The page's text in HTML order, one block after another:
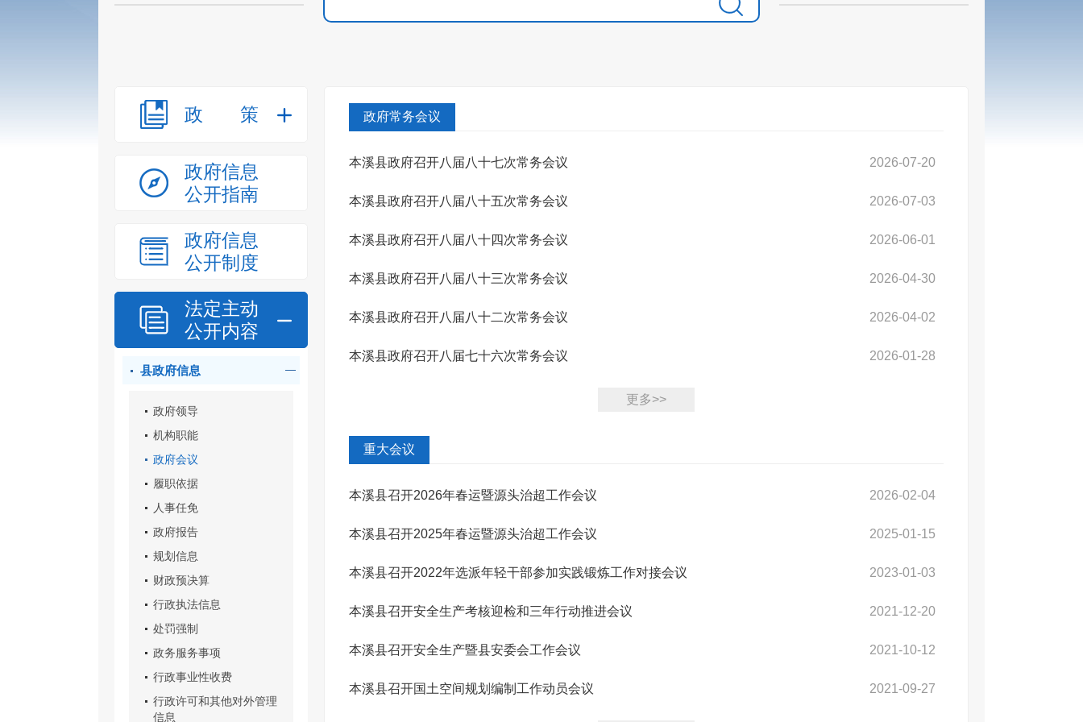
政策
政府信息
公开指南
政府信息
公开制度
法定主动
公开内容
县政府信息
政府领导
机构职能
政府会议
履职依据
人事任免
政府报告
规划信息
财政预决算
行政执法信息
处罚强制
政务服务事项
行政事业性收费
行政许可和其他对外管理
信息
政府常务会议
2026-07-20
本溪县政府召开八届八十七次常务会议
2026-07-03
本溪县政府召开八届八十五次常务会议
2026-06-01
本溪县政府召开八届八十四次常务会议
2026-04-30
本溪县政府召开八届八十三次常务会议
2026-04-02
本溪县政府召开八届八十二次常务会议
2026-01-28
本溪县政府召开八届七十六次常务会议
更多>>
重大会议
2026-02-04
本溪县召开2026年春运暨源头治超工作会议
2025-01-15
本溪县召开2025年春运暨源头治超工作会议
2023-01-03
本溪县召开2022年选派年轻干部参加实践锻炼工作对接会议
2021-12-20
本溪县召开安全生产考核迎检和三年行动推进会议
2021-10-12
本溪县召开安全生产暨县安委会工作会议
2021-09-27
本溪县召开国土空间规划编制工作动员会议